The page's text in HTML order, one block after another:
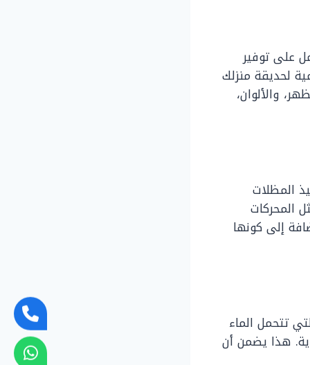
على توفير
لحديقة منزلك
والألوان،
المظلات
المحركات
إلى كونها
تتحمل الماء
هذا يضمن أن